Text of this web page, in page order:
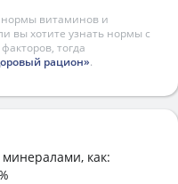
витаминов и
вы хотите узнать нормы с
тогда
рацион».
как: